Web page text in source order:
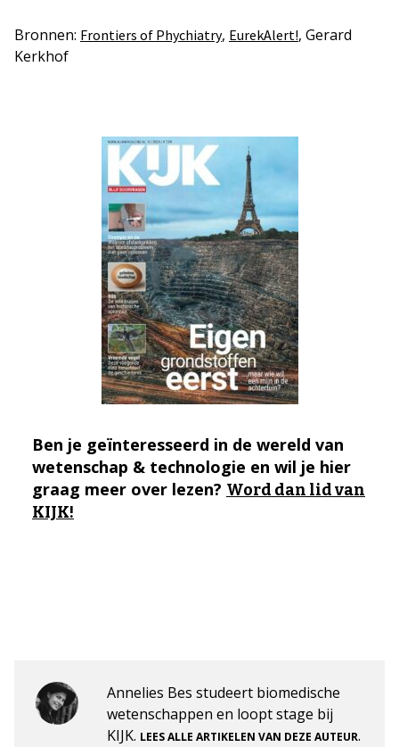
Bronnen: Frontiers of Phychiatry, EurekAlert!, Gerard
Kerkhof
Ben je geïnteresseerd in de wereld van
wetenschap & technologie en wil je hier
graag meer over lezen? Word dan lid van
KIJK!
Annelies Bes studeert biomedische
wetenschappen en loopt stage bij
KIJK. LEES ALLE ARTIKELEN VAN DEZE AUTEUR.